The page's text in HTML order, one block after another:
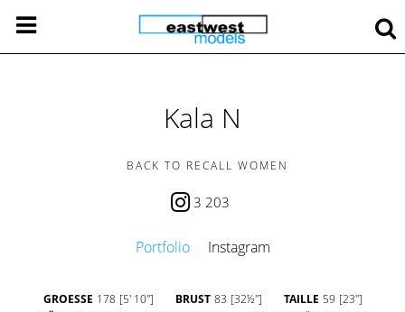
Kala N
BACK TO RECALL WOMEN
3 203
Portfolio Instagram
GROESSE 178 [5' 10''] BRUST 83 [32½''] TAILLE 59 [23'']